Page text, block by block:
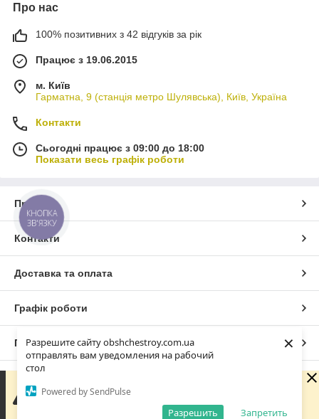
Разрешите сайту obshchestroy.com.ua
отправлять вам уведомления на рабочий
стол
Powered by SendPulse
Запретить
Разрешить
×
Про нас
100% позитивних з 42 відгуків за рік
Працює з 19.06.2015
м. Київ
Гарматна, 9 (станція метро Шулявська), Київ, Україна
Контакти
Сьогодні працює з 09:00 до 18:00
Показати весь графік роботи
Про нас
Контакти
Доставка та оплата
Графік роботи
Повна версія сайту
замовлення та повідомлення, оскільки за її графіком
роботи сьогодні вихідний. Вашу заявку буде оброблено
КНОПКА
ЗВ'ЯЗКУ